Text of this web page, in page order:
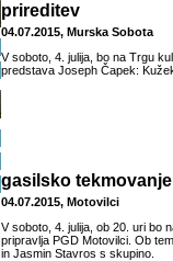
prireditev
04.07.2015, Murska Sobota
V soboto, 4. julija, bo na Trgu
predstava Joseph Čapek:
gasilsko tekmovanje
04.07.2015, Motovilci
V soboto, 4. julija, ob 20. uri bo
pripravlja PGD Motovilci. Ob
in Jasmin Stavros s skupino.